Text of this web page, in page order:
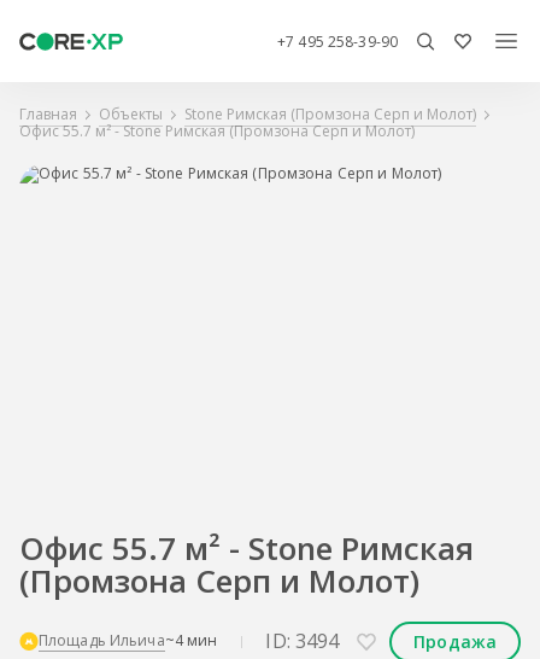
+7 495 258-39-90
Главная Объекты
Stone Римская (Промзона Серп и Молот)
Офис 55.7 м² - Stone Римская (Промзона Серп и Молот)
Офис 55.7 м² - Stone Римская
(Промзона Серп и Молот)
Площадь Ильича~4 мин ID: 3494 Продажа